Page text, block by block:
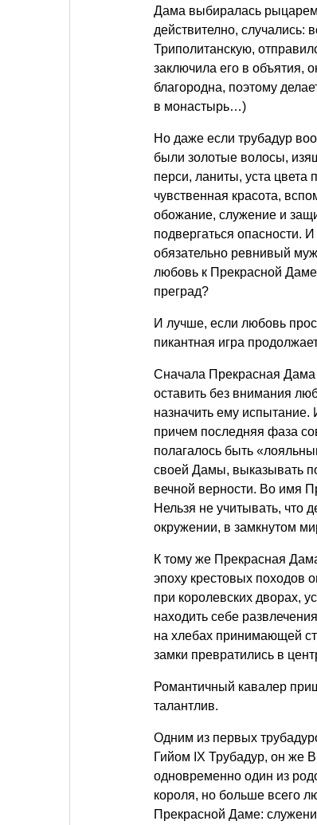
Дама выбиралась
действително,
Триполитанскую,
заключила его в объятия,
благородна, поэтому
в монастырь…)
Но даже если трубадур
были золотые волосы,
перси, ланиты, уста цвета
чувственная красота,
обожание, служение и
подвергаться опасности.
обязательно ревнивый
любовь к Прекрасной
преград?
И лучше, если любовь
пикантная игра
Сначала Прекрасная Дама
оставить без внимания
назначить ему
причем последняя фаза
полагалось быть
своей Дамы, выказывать
вечной верности. Во имя
Нельзя не учитывать, что
окружении, в замкнутом
К тому же Прекрасная
эпоху крестовых походов
при королевских дворах,
находить себе
на хлебах принимающей
замки превратились в
Романтичный кавалер
талантлив.
Одним из первых
Гийом IX Трубадур, он же
одновременно один из
короля, но больше всего
Прекрасной Даме: